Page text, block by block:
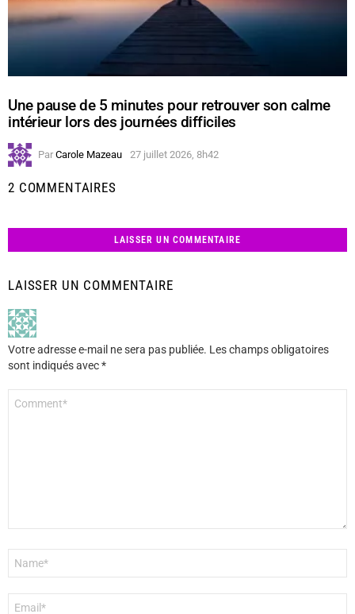
Une pause de 5 minutes pour retrouver son calme
intérieur lors des journées difficiles
Par Carole Mazeau 27 juillet 2026, 8h42
2 COMMENTAIRES
LAISSER UN COMMENTAIRE
LAISSER UN COMMENTAIRE
Votre adresse e-mail ne sera pas publiée. Les champs obligatoires
sont indiqués avec*